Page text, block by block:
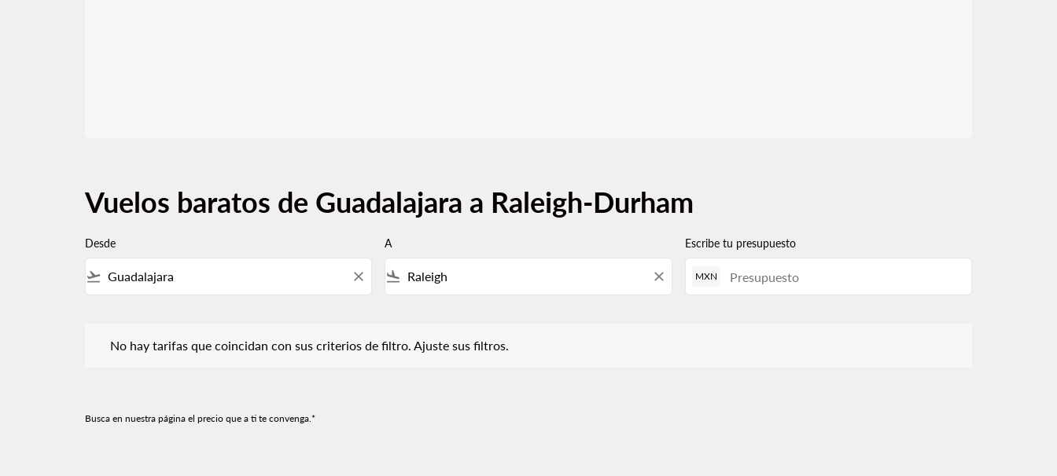
Vuelos baratos de Guadalajara a Raleigh-Durham
Desde
flight_takeoff close
A
flight_land close
Escribe tu presupuesto
MXN
No hay tarifas que coincidan con sus criterios de filtro. Ajuste sus filtros.
Busca en nuestra página el precio que a ti te convenga.*